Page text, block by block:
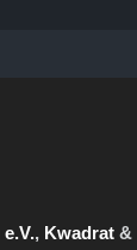
, Kwadrat &